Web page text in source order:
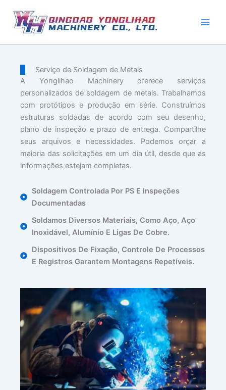
para
conteúdo
Serviço de Soldagem de Metais
A Yonglihao Machinery oferece serviços
personalizados de soldagem de metais. Trabalhamos
com protótipos e produção em série. Construímos
estruturas soldadas de acordo com seu desenho,
plano de inspeção e prazo de entrega. Compartilhe
seus arquivos e necessidades. Podemos orçar a
maioria das solicitações em um dia útil, desde que as
informações estejam completas.
Soldagem Controlada Por PS E Inspeções
Documentadas
Soldamos Diversos Materiais, Como Aço, Aço
Inoxidável, Alumínio E Ligas De Cobre.
Dispositivos De Fixação, Controle De Processos
E Registros Garantem Montagens Repetíveis.